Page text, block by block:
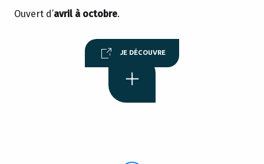
Ouvert d’avril à octobre.
JE DÉCOUVRE
commun !